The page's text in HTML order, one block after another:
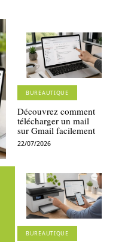
BUREAUTIQUE
Découvrez comment
télécharger un mail
sur Gmail facilement
22/07/2026
BUREAUTIQUE